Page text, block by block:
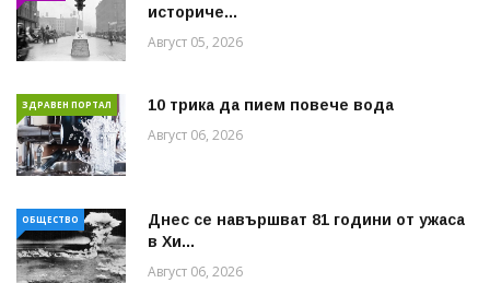
историче...
Август 05, 2026
ЗДРАВЕН ПОРТАЛ 10 трика да пием повече вода
Август 06, 2026
ОБЩЕСТВО
Днес се навършват 81 години от ужаса
в Хи...
Август 06, 2026